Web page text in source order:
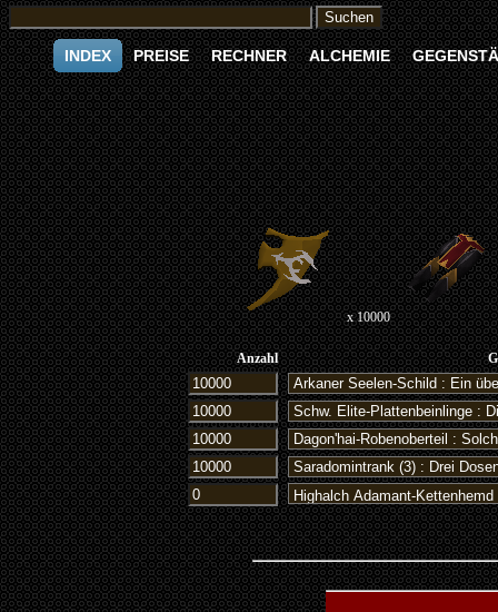
INDEX PREISE RECHNER ALCHEMIE
x 10000
Anzahl